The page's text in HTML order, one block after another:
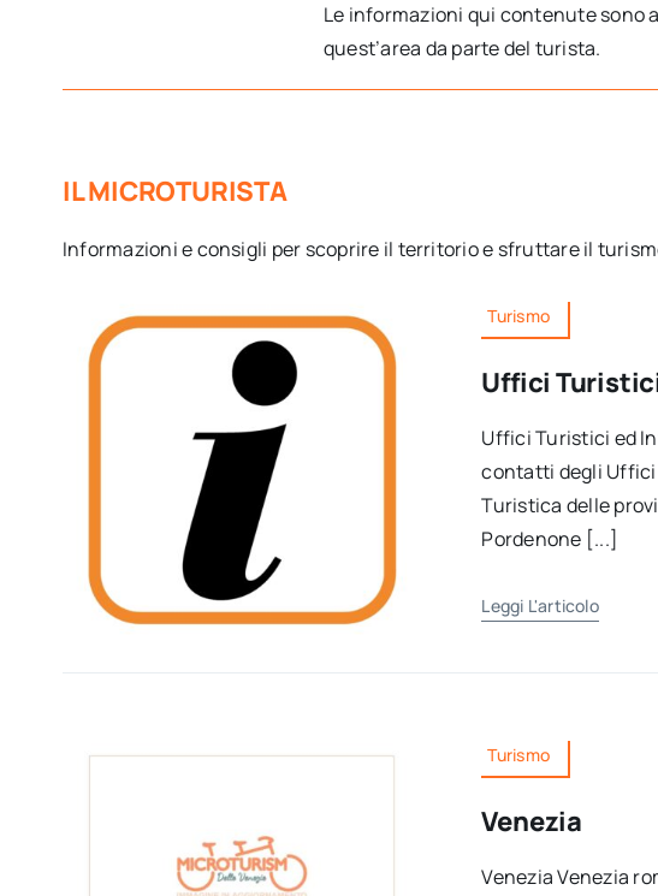
Le informazioni qui contenute sono
quest’area da parte del turista.
IL MICROTURISTA
Informazioni e consigli per scoprire il territorio e sfruttare il
Turismo
Uffici
Uffici Turistici ed
contatti degli
Turistica delle
Pordenone [...]
Leggi L'articolo
Turismo
Venezia
Venezia Venezia